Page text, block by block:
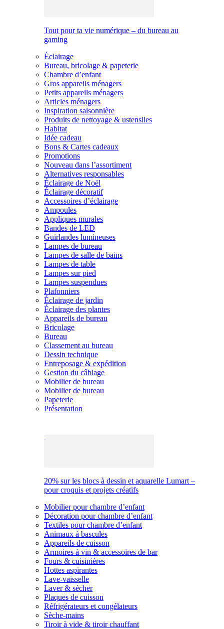
Tout pour ta vie numérique – du bureau au
gaming
Éclairage
Bureau, bricolage & papeterie
Chambre d’enfant
Gros appareils ménagers
Petits appareils ménagers
Articles ménagers
Inspiration saisonnière
Produits de nettoyage & ustensiles
Habitat
Idée cadeau
Bons & Cartes cadeaux
Promotions
Nouveau dans l’assortiment
Alternatives responsables
Éclairage de Noël
Éclairage décoratif
Accessoires d’éclairage
Ampoules
Appliques murales
Bandes de LED
Guirlandes lumineuses
Lampes de bureau
Lampes de salle de bains
Lampes de table
Lampes sur pied
Lampes suspendues
Plafonniers
Éclairage de jardin
Éclairage des plantes
Appareils de bureau
Bricolage
Bureau
Classement au bureau
Dessin technique
Entreposage & expédition
Gestion du câblage
Mobilier de bureau
Mobilier de bureau
Papeterie
Présentation
20% sur les blocs à dessin et aquarelle Lumart –
pour croquis et projets créatifs
Mobilier pour chambre d’enfant
Décoration pour chambre d’enfant
Textiles pour chambre d’enfant
Animaux à bascules
Appareils de cuisson
Armoires à vin & accessoires de bar
Fours & cuisinières
Hottes aspirantes
Lave-vaisselle
Laver & sécher
Plaques de cuisson
Réfrigérateurs et congélateurs
Sèche-mains
Tiroir à vide & tiroir chauffant